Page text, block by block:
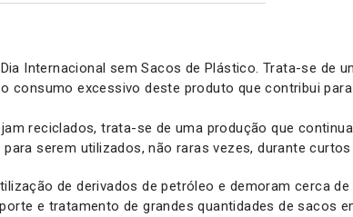
Internacional sem Sacos de Plástico. Trata-se de
consumo excessivo deste produto que contribui
reciclados, trata-se de uma produção que
serem utilizados, não raras vezes, durante
de derivados de petróleo e demoram cerca de
e tratamento de grandes quantidades de sacos